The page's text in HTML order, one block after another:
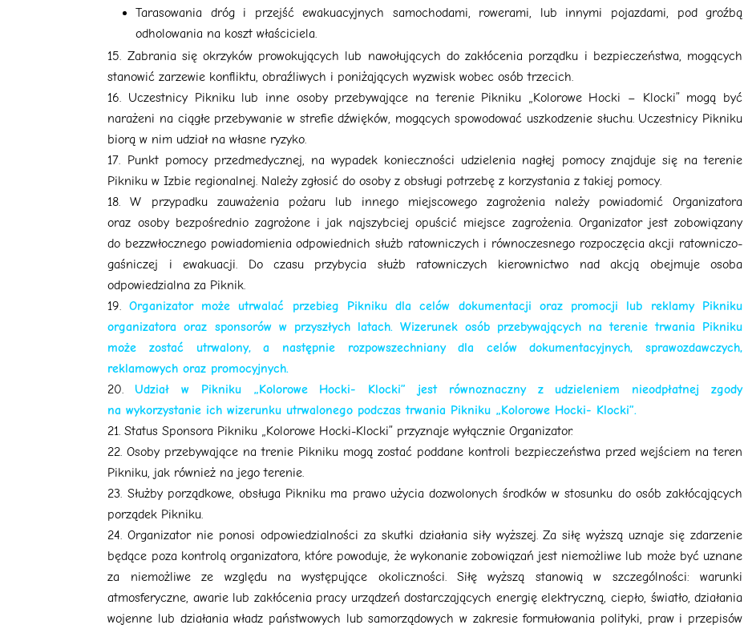
Tarasowania dróg i przejść ewakuacyjnych samochodami, rowerami, lub innymi pojazdami, pod groźbą
odholowania na koszt właściciela.
Zabrania się okrzyków prowokujących lub nawołujących do zakłócenia porządku i bezpieczeństwa, mogących
stanowić zarzewie konfliktu, obraźliwych i poniżających wyzwisk wobec osób trzecich.
Uczestnicy Pikniku lub inne osoby przebywające na terenie Pikniku „Kolorowe Hocki – Klocki” mogą być
narażeni na ciągłe przebywanie w strefie dźwięków, mogących spowodować uszkodzenie słuchu. Uczestnicy Pikniku
biorą w nim udział na własne ryzyko.
Punkt pomocy przedmedycznej, na wypadek konieczności udzielenia nagłej pomocy znajduje się na terenie
Pikniku w Izbie regionalnej. Należy zgłosić do osoby z obsługi potrzebę z korzystania z takiej pomocy.
W przypadku zauważenia pożaru lub innego miejscowego zagrożenia należy powiadomić Organizatora
oraz osoby bezpośrednio zagrożone i jak najszybciej opuścić miejsce zagrożenia. Organizator jest zobowiązany
do bezzwłocznego powiadomienia odpowiednich służb ratowniczych i równoczesnego rozpoczęcia akcji ratowniczo-
gaśniczej i ewakuacji. Do czasu przybycia służb ratowniczych kierownictwo nad akcją obejmuje osoba
odpowiedzialna za Piknik.
Organizator może utrwalać przebieg Pikniku dla celów dokumentacji oraz promocji lub reklamy Pikniku
organizatora oraz sponsorów w przyszłych latach. Wizerunek osób przebywających na terenie trwania Pikniku
może zostać utrwalony, a następnie rozpowszechniany dla celów dokumentacyjnych, sprawozdawczych,
reklamowych oraz promocyjnych.
Udział w Pikniku „Kolorowe Hocki- Klocki” jest równoznaczny z udzieleniem nieodpłatnej zgody
na wykorzystanie ich wizerunku utrwalonego podczas trwania Pikniku „Kolorowe Hocki- Klocki”.
Status Sponsora Pikniku „Kolorowe Hocki-Klocki” przyznaje wyłącznie Organizator.
Osoby przebywające na trenie Pikniku mogą zostać poddane kontroli bezpieczeństwa przed wejściem na teren
Pikniku, jak również na jego terenie.
Służby porządkowe, obsługa Pikniku ma prawo użycia dozwolonych środków w stosunku do osób zakłócających
porządek Pikniku.
Organizator nie ponosi odpowiedzialności za skutki działania siły wyższej. Za siłę wyższą uznaje się zdarzenie
będące poza kontrolą organizatora, które powoduje, że wykonanie zobowiązań jest niemożliwe lub może być uznane
za niemożliwe ze względu na występujące okoliczności. Siłę wyższą stanowią w szczególności: warunki
atmosferyczne, awarie lub zakłócenia pracy urządzeń dostarczających energię elektryczną, ciepło, światło, działania
wojenne lub działania władz państwowych lub samorządowych w zakresie formułowania polityki, praw i przepisów